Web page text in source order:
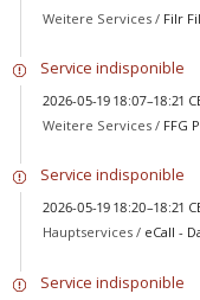
Weitere Services / Filr
Service indisponible
2026-05-19 18:07–18:21
Weitere Services / FFG
Service indisponible
2026-05-19 18:20–18:21
Hauptservices / eCall -
Service indisponible